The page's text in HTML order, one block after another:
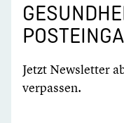
Jetzt Newsletter
verpassen.